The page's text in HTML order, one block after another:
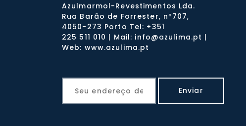
Azulmarmol-Revestimentos Lda.
Rua Barão de Forrester, nº707,
4050-273 Porto Tel: +351
225 511 010 | Mail: info@azulima.pt |
Web: www.azulima.pt